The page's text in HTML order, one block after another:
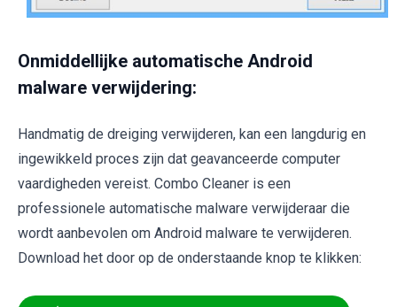
Onmiddellijke automatische Android
malware verwijdering:
Handmatig de dreiging verwijderen, kan een langdurig en
ingewikkeld proces zijn dat geavanceerde computer
vaardigheden vereist. Combo Cleaner is een
professionele automatische malware verwijderaar die
wordt aanbevolen om Android malware te verwijderen.
Download het door op de onderstaande knop te klikken: